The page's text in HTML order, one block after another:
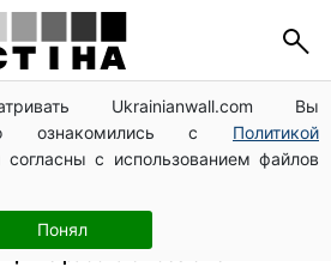
Ukrainianwall.com Вы
ознакомились с Политикой
согласны с использованием файлов
Понял
жилье от ареста за
порог — 432 тысячи
малыша: Пенсионный фонд
деньги
и ВВК: юрист Танасийчук —
не работают без смены